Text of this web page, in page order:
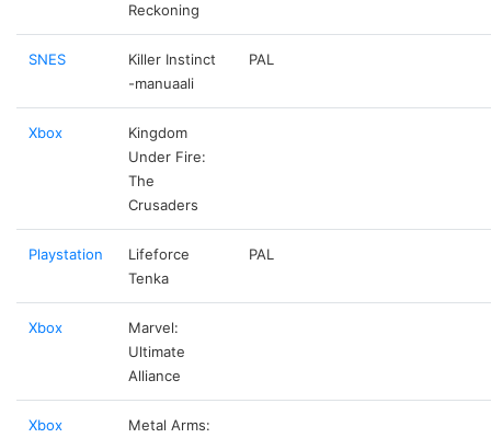
Reckoning
SNES
Killer Instinct
-manuaali
PAL
Xbox
Kingdom
Under Fire:
The
Crusaders
Playstation
Lifeforce
Tenka
PAL
Xbox
Marvel:
Ultimate
Alliance
Xbox Metal Arms: